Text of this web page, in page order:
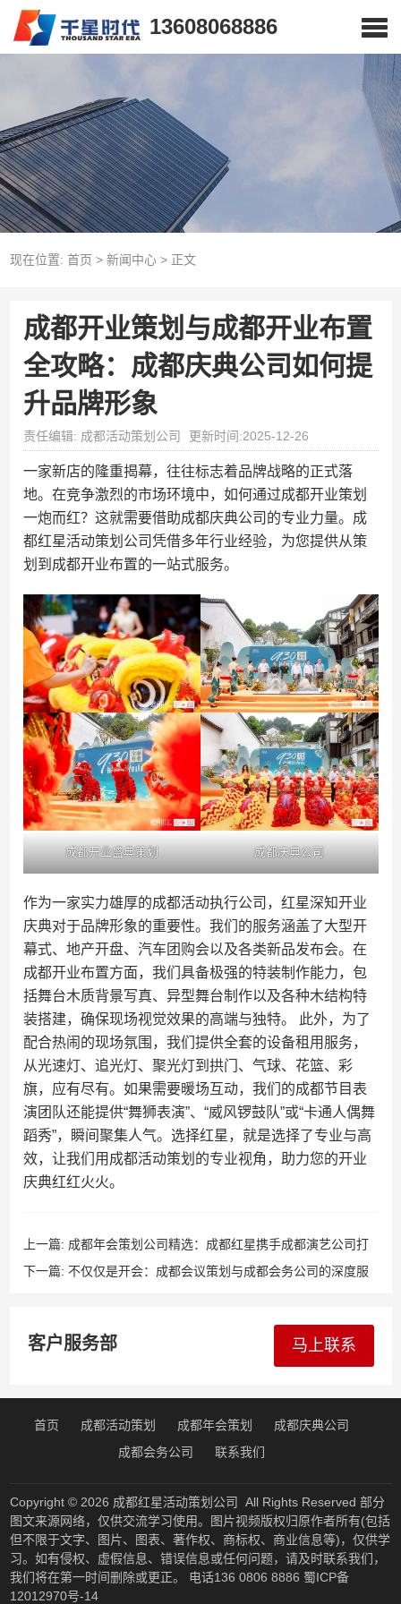
13608068886
现在位置: 首页 > 新闻中心> 正文
成都开业策划与成都开业布置
全攻略：成都庆典公司如何提
升品牌形象
责任编辑: 成都活动策划公司 更新时间:2025-12-26
一家新店的隆重揭幕，往往标志着品牌战略的正式落
地。在竞争激烈的市场环境中，如何通过成都开业策划
一炮而红？这就需要借助成都庆典公司的专业力量。成
都红星活动策划公司凭借多年行业经验，为您提供从策
划到成都开业布置的一站式服务。
成都开业盛典策划 成都庆典公司
作为一家实力雄厚的成都活动执行公司，红星深知开业
庆典对于品牌形象的重要性。我们的服务涵盖了大型开
幕式、地产开盘、汽车团购会以及各类新品发布会。在
成都开业布置方面，我们具备极强的特装制作能力，包
括舞台木质背景写真、异型舞台制作以及各种木结构特
装搭建，确保现场视觉效果的高端与独特。 此外，为了
配合热闹的现场氛围，我们提供全套的设备租用服务，
从光速灯、追光灯、聚光灯到拱门、气球、花篮、彩
旗，应有尽有。如果需要暖场互动，我们的成都节目表
演团队还能提供“舞狮表演”、“威风锣鼓队”或“卡通人偶舞
蹈秀”，瞬间聚集人气。选择红星，就是选择了专业与高
效，让我们用成都活动策划的专业视角，助力您的开业
庆典红红火火。
上一篇: 成都年会策划公司精选：成都红星携手成都演艺公司打
造视听盛宴
下一篇: 不仅仅是开会：成都会议策划与成都会务公司的深度服
客户服务部 马上联系
首页 成都活动策划 成都年会策划
成都庆典公司
成都会务公司
联系我们
Copyright © 2026 成都红星活动策划公司 All Rights Reserved 部分
图文来源网络，仅供交流学习使用。图片视频版权归原作者所有(包括
但不限于文字、图片、图表、著作权、商标权、商业信息等)，仅供学
习。如有侵权、虚假信息、错误信息或任何问题，请及时联系我们，
我们将在第一时间删除或更正。 电话136 0806 8886 蜀ICP备
12012970号-14